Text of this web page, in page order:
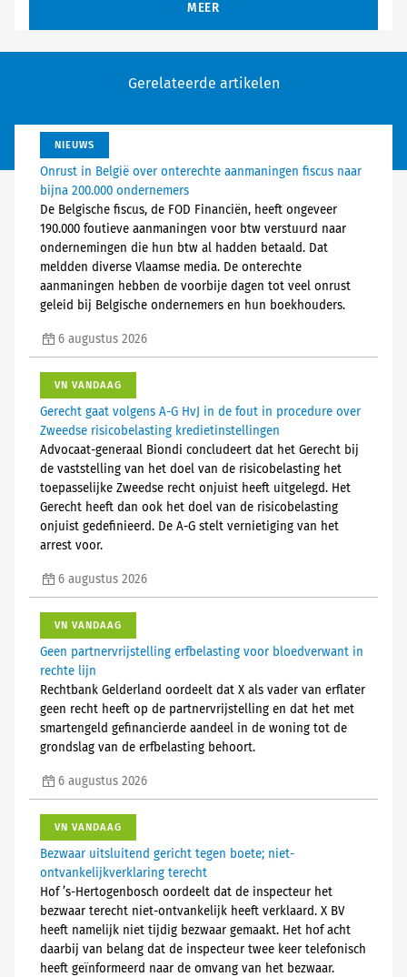
MEER
Gerelateerde artikelen
NIEUWS
Onrust in België over onterechte aanmaningen fiscus naar
bijna 200.000 ondernemers
De Belgische fiscus, de FOD Financiën, heeft ongeveer
190.000 foutieve aanmaningen voor btw verstuurd naar
ondernemingen die hun btw al hadden betaald. Dat
meldden diverse Vlaamse media. De onterechte
aanmaningen hebben de voorbije dagen tot veel onrust
geleid bij Belgische ondernemers en hun boekhouders.
6 augustus 2026
VN VANDAAG
Gerecht gaat volgens A-G HvJ in de fout in procedure over
Zweedse risicobelasting kredietinstellingen
Advocaat-generaal Biondi concludeert dat het Gerecht bij
de vaststelling van het doel van de risicobelasting het
toepasselijke Zweedse recht onjuist heeft uitgelegd. Het
Gerecht heeft dan ook het doel van de risicobelasting
onjuist gedefinieerd. De A-G stelt vernietiging van het
arrest voor.
6 augustus 2026
VN VANDAAG
Geen partnervrijstelling erfbelasting voor bloedverwant in
rechte lijn
Rechtbank Gelderland oordeelt dat X als vader van erflater
geen recht heeft op de partnervrijstelling en dat het met
smartengeld gefinancierde aandeel in de woning tot de
grondslag van de erfbelasting behoort.
6 augustus 2026
VN VANDAAG
Bezwaar uitsluitend gericht tegen boete; niet-
ontvankelijkverklaring terecht
Hof ’s-Hertogenbosch oordeelt dat de inspecteur het
bezwaar terecht niet-ontvankelijk heeft verklaard. X BV
heeft namelijk niet tijdig bezwaar gemaakt. Het hof acht
daarbij van belang dat de inspecteur twee keer telefonisch
heeft geïnformeerd naar de omvang van het bezwaar.